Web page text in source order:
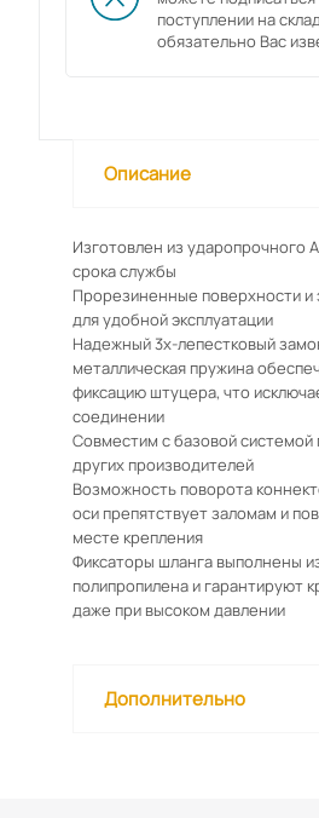
поступлении на
обязательно Вас
Описание
Изготовлен из ударопрочного
срока службы
Прорезиненные поверхности
для удобной эксплуатации
Надежный 3х-лепестковый
металлическая пружина
фиксацию штуцера, что
соединении
Совместим с базовой системой
других производителей
Возможность поворота
оси препятствует заломам и
месте крепления
Фиксаторы шланга выполнены
полипропилена и гарантируют
даже при высоком давлении
Дополнительно